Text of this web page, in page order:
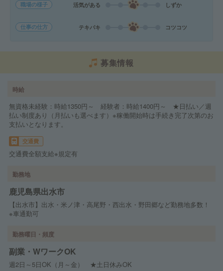
職場の様子 活気がある しずか
仕事の仕方 テキパキ コツコツ
募集情報
時給
無資格未経験：時給1350円～ 経験者：時給1400円～ ★日払い／週
払い制度あり（月払いも選べます）※稼働開始時は手続き完了次第のお
支払いとなります。
交通費
交通費全額支給※規定有
勤務地
鹿児島県出水市
【出水市】出水・米ノ津・高尾野・西出水・野田郷など勤務地多数！
※車通勤可
勤務曜日・頻度
副業・WワークOK
週2日～5日OK（月～金） ★土日休みOK